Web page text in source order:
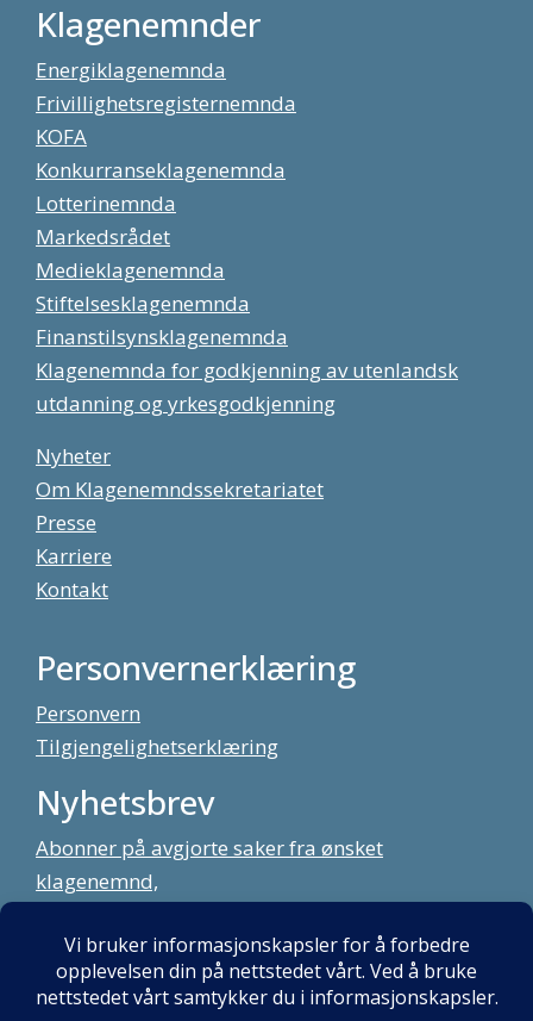
Klagenemnder
Energiklagenemnda
Frivillighetsregisternemnda
KOFA
Konkurranseklagenemnda
Lotterinemnda
Markedsrådet
Medieklagenemnda
Stiftelsesklagenemnda
Finanstilsynsklagenemnda
Klagenemnda for godkjenning av utenlandsk
utdanning og yrkesgodkjenning
Nyheter
Om Klagenemndssekretariatet
Presse
Karriere
Kontakt
Personvernerklæring
Personvern
Tilgjengelighetserklæring
Nyhetsbrev
Abonner på avgjorte saker fra ønsket
klagenemnd,